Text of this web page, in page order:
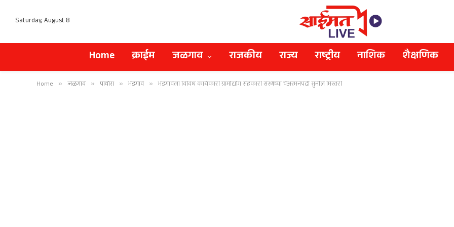
Saturday, August 8
Home क्राईम जळगाव राजकीय राज्य राष्ट्रीय नाशिक शैक्षणिक
Home » जळगाव » पाचोरा » भडगाव » भडगावला विविध कार्यकारी ग्रामोद्योग सहकारी संस्थेच्या चेअरमनपदी सुनील मिस्तरी